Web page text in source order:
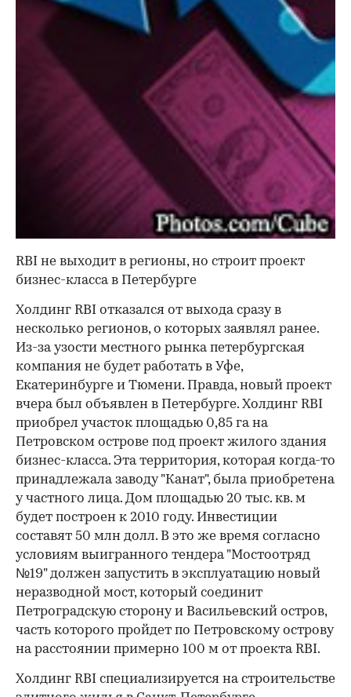
RBI не выходит в регионы, но строит проект
бизнес-класса в Петербурге
Холдинг RBI отказался от выхода сразу в
несколько регионов, о которых заявлял ранее.
Из-за узости местного рынка петербургская
компания не будет работать в Уфе,
Екатеринбурге и Тюмени. Правда, новый проект
вчера был объявлен в Петербурге. Холдинг RBI
приобрел участок площадью 0,85 га на
Петровском острове под проект жилого здания
бизнес-класса. Эта территория, которая когда-то
принадлежала заводу "Канат", была приобретена
у частного лица. Дом площадью 20 тыс. кв. м
будет построен к 2010 году. Инвестиции
составят 50 млн долл. В это же время согласно
условиям выигранного тендера "Мостоотряд
№19" должен запустить в эксплуатацию новый
неразводной мост, который соединит
Петроградскую сторону и Васильевский остров,
часть которого пройдет по Петровскому острову
на расстоянии примерно 100 м от проекта RBI.
Холдинг RBI специализируется на строительстве